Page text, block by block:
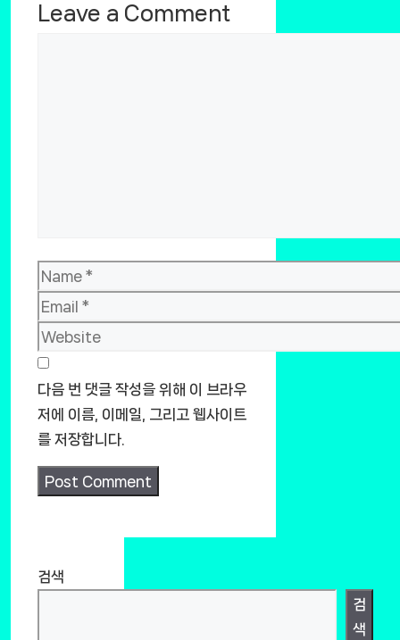
Leave a Comment
Name
Email
Website
다음 번 댓글 작성을 위해 이 브라우
저에 이름, 이메일, 그리고 웹사이트
를 저장합니다.
검색
검
색